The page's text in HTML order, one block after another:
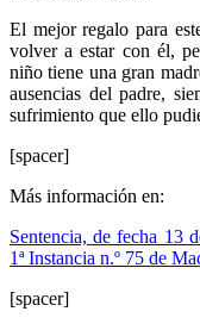
El mejor regalo para
volver a estar con él,
niño tiene una gran
ausencias del padre,
sufrimiento que ello
[spacer]
Más información en:
Sentencia, de fecha 13
1ª Instancia n.º 75 de
[spacer]